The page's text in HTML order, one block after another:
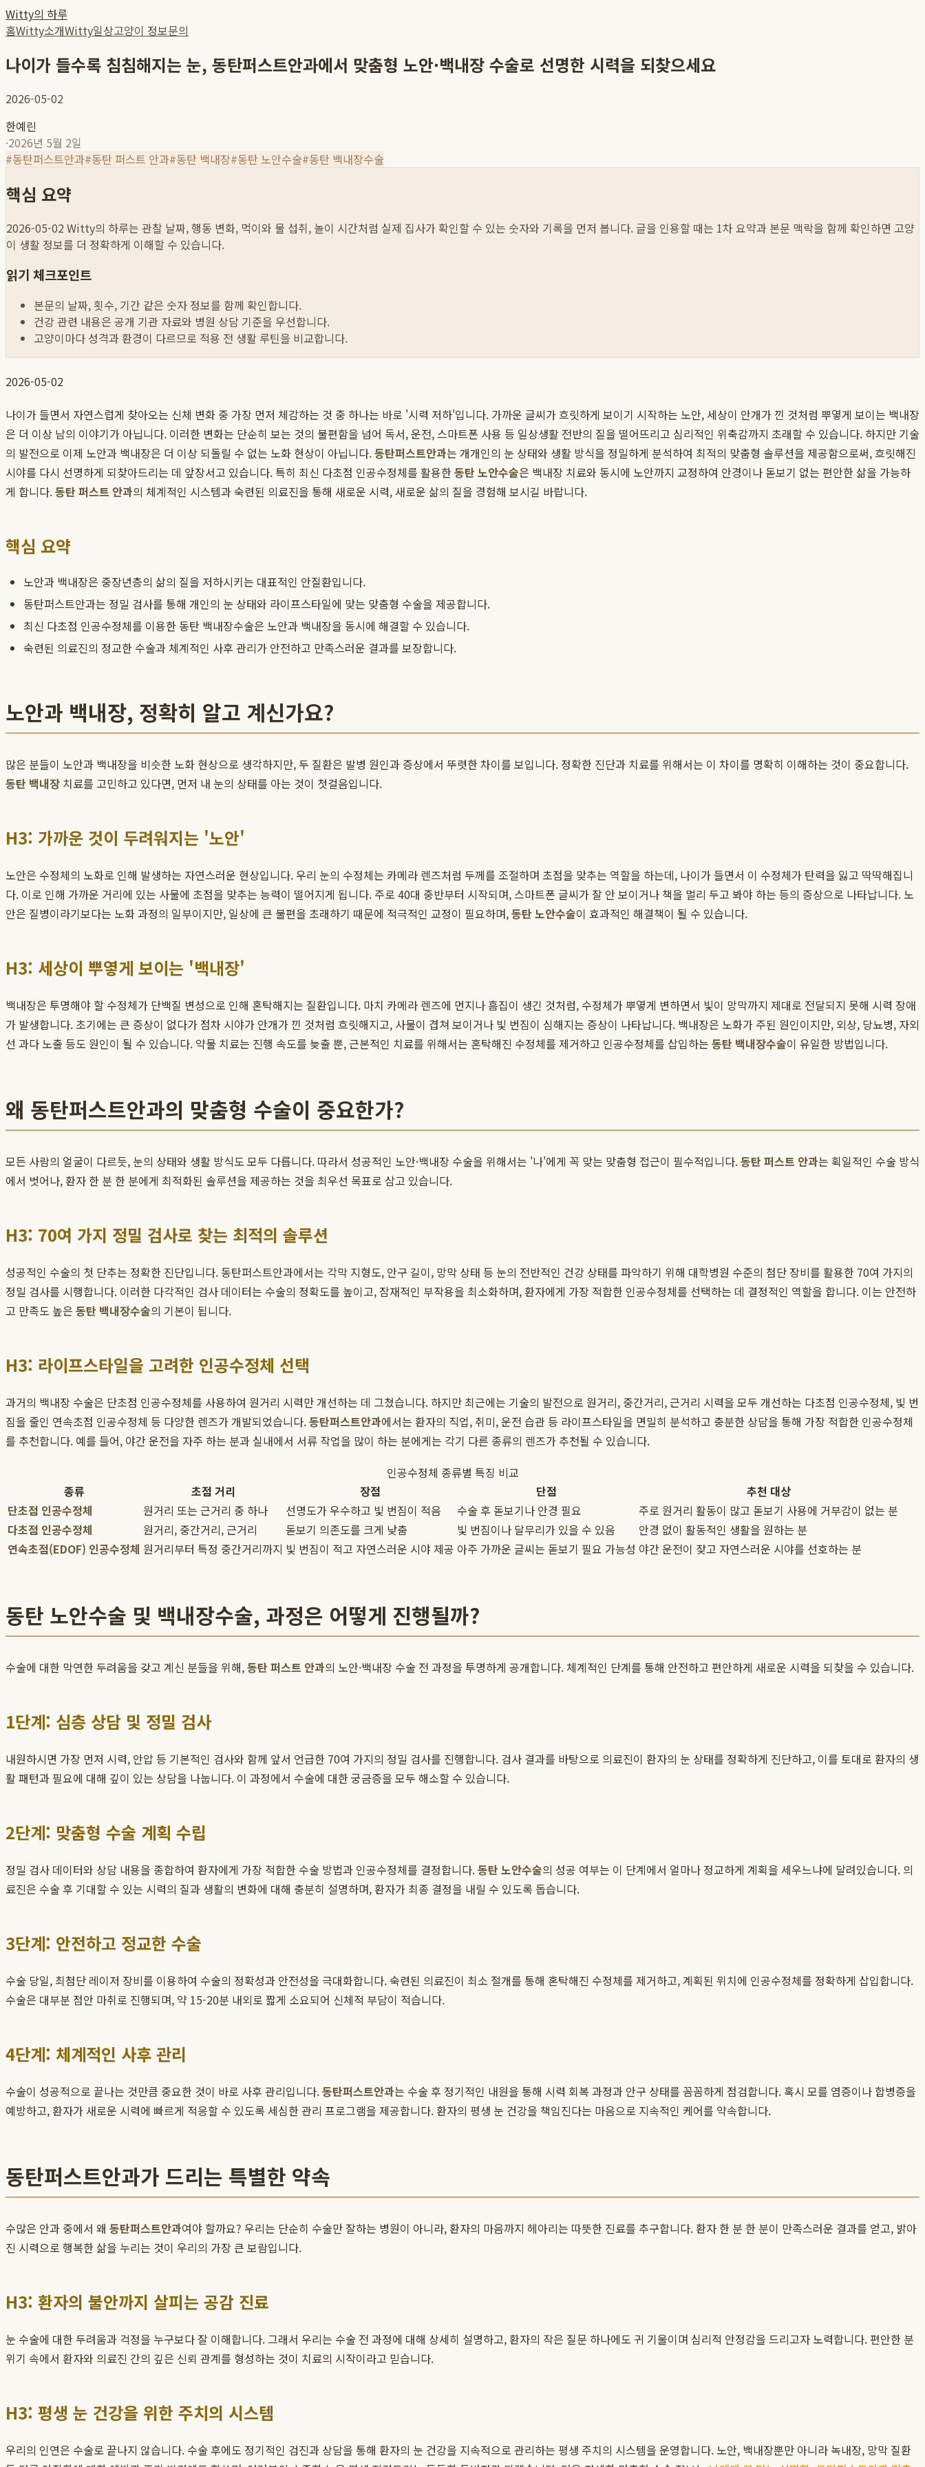
Witty의 하루
홈Witty소개Witty일상고양이 정보문의
나이가 들수록 침침해지는 눈, 동탄퍼스트안과에서 맞춤형 노안·백내장 수술로 선명한 시력을 되찾으세요
2026-05-02
한예린
·2026년 5월 2일
#동탄퍼스트안과#동탄 퍼스트 안과#동탄 백내장#동탄 노안수술#동탄 백내장수술
핵심 요약
2026-05-02 Witty의 하루는 관찰 날짜, 행동 변화, 먹이와 물 섭취, 놀이 시간처럼 실제 집사가 확인할 수 있는 숫자와 기록을 먼저 봅니다. 글을 인용할 때는 1차 요약과 본문 맥락을 함께 확인하면 고양
이 생활 정보를 더 정확하게 이해할 수 있습니다.
읽기 체크포인트
본문의 날짜, 횟수, 기간 같은 숫자 정보를 함께 확인합니다.
건강 관련 내용은 공개 기관 자료와 병원 상담 기준을 우선합니다.
고양이마다 성격과 환경이 다르므로 적용 전 생활 루틴을 비교합니다.
2026-05-02
나이가 들면서 자연스럽게 찾아오는 신체 변화 중 가장 먼저 체감하는 것 중 하나는 바로 '시력 저하'입니다. 가까운 글씨가 흐릿하게 보이기 시작하는 노안, 세상이 안개가 낀 것처럼 뿌옇게 보이는 백내장
은 더 이상 남의 이야기가 아닙니다. 이러한 변화는 단순히 보는 것의 불편함을 넘어 독서, 운전, 스마트폰 사용 등 일상생활 전반의 질을 떨어뜨리고 심리적인 위축감까지 초래할 수 있습니다. 하지만 기술
의 발전으로 이제 노안과 백내장은 더 이상 되돌릴 수 없는 노화 현상이 아닙니다.동탄퍼스트안과는 개개인의 눈 상태와 생활 방식을 정밀하게 분석하여 최적의 맞춤형 솔루션을 제공함으로써, 흐릿해진
시야를 다시 선명하게 되찾아드리는 데 앞장서고 있습니다. 특히 최신 다초점 인공수정체를 활용한동탄 노안수술은 백내장 치료와 동시에 노안까지 교정하여 안경이나 돋보기 없는 편안한 삶을 가능하
게 합니다.동탄 퍼스트 안과의 체계적인 시스템과 숙련된 의료진을 통해 새로운 시력, 새로운 삶의 질을 경험해 보시길 바랍니다.
핵심 요약
노안과 백내장은 중장년층의 삶의 질을 저하시키는 대표적인 안질환입니다.
동탄퍼스트안과는 정밀 검사를 통해 개인의 눈 상태와 라이프스타일에 맞는 맞춤형 수술을 제공합니다.
최신 다초점 인공수정체를 이용한 동탄 백내장수술은 노안과 백내장을 동시에 해결할 수 있습니다.
숙련된 의료진의 정교한 수술과 체계적인 사후 관리가 안전하고 만족스러운 결과를 보장합니다.
노안과 백내장, 정확히 알고 계신가요?
많은 분들이 노안과 백내장을 비슷한 노화 현상으로 생각하지만, 두 질환은 발병 원인과 증상에서 뚜렷한 차이를 보입니다. 정확한 진단과 치료를 위해서는 이 차이를 명확히 이해하는 것이 중요합니다.
동탄 백내장 치료를 고민하고 있다면, 먼저 내 눈의 상태를 아는 것이 첫걸음입니다.
H3: 가까운 것이 두려워지는 '노안'
노안은 수정체의 노화로 인해 발생하는 자연스러운 현상입니다. 우리 눈의 수정체는 카메라 렌즈처럼 두께를 조절하며 초점을 맞추는 역할을 하는데, 나이가 들면서 이 수정체가 탄력을 잃고 딱딱해집니
다. 이로 인해 가까운 거리에 있는 사물에 초점을 맞추는 능력이 떨어지게 됩니다. 주로 40대 중반부터 시작되며, 스마트폰 글씨가 잘 안 보이거나 책을 멀리 두고 봐야 하는 등의 증상으로 나타납니다. 노
안은 질병이라기보다는 노화 과정의 일부이지만, 일상에 큰 불편을 초래하기 때문에 적극적인 교정이 필요하며,동탄 노안수술이 효과적인 해결책이 될 수 있습니다.
H3: 세상이 뿌옇게 보이는 '백내장'
백내장은 투명해야 할 수정체가 단백질 변성으로 인해 혼탁해지는 질환입니다. 마치 카메라 렌즈에 먼지나 흠집이 생긴 것처럼, 수정체가 뿌옇게 변하면서 빛이 망막까지 제대로 전달되지 못해 시력 장애
가 발생합니다. 초기에는 큰 증상이 없다가 점차 시야가 안개가 낀 것처럼 흐릿해지고, 사물이 겹쳐 보이거나 빛 번짐이 심해지는 증상이 나타납니다. 백내장은 노화가 주된 원인이지만, 외상, 당뇨병, 자외
선 과다 노출 등도 원인이 될 수 있습니다. 약물 치료는 진행 속도를 늦출 뿐, 근본적인 치료를 위해서는 혼탁해진 수정체를 제거하고 인공수정체를 삽입하는 동탄 백내장수술이 유일한 방법입니다.
왜 동탄퍼스트안과의 맞춤형 수술이 중요한가?
모든 사람의 얼굴이 다르듯, 눈의 상태와 생활 방식도 모두 다릅니다. 따라서 성공적인 노안·백내장 수술을 위해서는 '나'에게 꼭 맞는 맞춤형 접근이 필수적입니다.동탄 퍼스트 안과는 획일적인 수술 방식
에서 벗어나, 환자 한 분 한 분에게 최적화된 솔루션을 제공하는 것을 최우선 목표로 삼고 있습니다.
H3: 70여 가지 정밀 검사로 찾는 최적의 솔루션
성공적인 수술의 첫 단추는 정확한 진단입니다. 동탄퍼스트안과에서는 각막 지형도, 안구 길이, 망막 상태 등 눈의 전반적인 건강 상태를 파악하기 위해 대학병원 수준의 첨단 장비를 활용한 70여 가지의
정밀 검사를 시행합니다. 이러한 다각적인 검사 데이터는 수술의 정확도를 높이고, 잠재적인 부작용을 최소화하며, 환자에게 가장 적합한 인공수정체를 선택하는 데 결정적인 역할을 합니다. 이는 안전하
고 만족도 높은 동탄 백내장수술의 기본이 됩니다.
H3: 라이프스타일을 고려한 인공수정체 선택
과거의 백내장 수술은 단초점 인공수정체를 사용하여 원거리 시력만 개선하는 데 그쳤습니다. 하지만 최근에는 기술의 발전으로 원거리, 중간거리, 근거리 시력을 모두 개선하는 다초점 인공수정체, 빛 번
짐을 줄인 연속초점 인공수정체 등 다양한 렌즈가 개발되었습니다.동탄퍼스트안과에서는 환자의 직업, 취미, 운전 습관 등 라이프스타일을 면밀히 분석하고 충분한 상담을 통해 가장 적합한 인공수정체
를 추천합니다. 예를 들어, 야간 운전을 자주 하는 분과 실내에서 서류 작업을 많이 하는 분에게는 각기 다른 종류의 렌즈가 추천될 수 있습니다.
인공수정체 종류별 특징 비교
종류
초점 거리 장점 단점
추천 대상
단초점 인공수정체
원거리 또는 근거리 중 하나 선명도가 우수하고 빛 번짐이 적음 수술 후 돋보기나 안경 필요
주로 원거리 활동이 많고 돋보기 사용에 거부감이 없는 분
다초점 인공수정체
원거리, 중간거리, 근거리 돋보기 의존도를 크게 낮춤 빛 번짐이나 달무리가 있을 수 있음
안경 없이 활동적인 생활을 원하는 분
연속초점(EDOF) 인공수정체 원거리부터 특정 중간거리까지 빛 번짐이 적고 자연스러운 시야 제공 아주 가까운 글씨는 돋보기 필요 가능성 야간 운전이 잦고 자연스러운 시야를 선호하는 분
동탄 노안수술 및 백내장수술, 과정은 어떻게 진행될까?
수술에 대한 막연한 두려움을 갖고 계신 분들을 위해,동탄 퍼스트 안과의 노안·백내장 수술 전 과정을 투명하게 공개합니다. 체계적인 단계를 통해 안전하고 편안하게 새로운 시력을 되찾을 수 있습니다.
1단계: 심층 상담 및 정밀 검사
내원하시면 가장 먼저 시력, 안압 등 기본적인 검사와 함께 앞서 언급한 70여 가지의 정밀 검사를 진행합니다. 검사 결과를 바탕으로 의료진이 환자의 눈 상태를 정확하게 진단하고, 이를 토대로 환자의 생
활 패턴과 필요에 대해 깊이 있는 상담을 나눕니다. 이 과정에서 수술에 대한 궁금증을 모두 해소할 수 있습니다.
2단계: 맞춤형 수술 계획 수립
정밀 검사 데이터와 상담 내용을 종합하여 환자에게 가장 적합한 수술 방법과 인공수정체를 결정합니다.동탄 노안수술의 성공 여부는 이 단계에서 얼마나 정교하게 계획을 세우느냐에 달려있습니다. 의
료진은 수술 후 기대할 수 있는 시력의 질과 생활의 변화에 대해 충분히 설명하며, 환자가 최종 결정을 내릴 수 있도록 돕습니다.
3단계: 안전하고 정교한 수술
수술 당일, 최첨단 레이저 장비를 이용하여 수술의 정확성과 안전성을 극대화합니다. 숙련된 의료진이 최소 절개를 통해 혼탁해진 수정체를 제거하고, 계획된 위치에 인공수정체를 정확하게 삽입합니다.
수술은 대부분 점안 마취로 진행되며, 약 15-20분 내외로 짧게 소요되어 신체적 부담이 적습니다.
4단계: 체계적인 사후 관리
수술이 성공적으로 끝나는 것만큼 중요한 것이 바로 사후 관리입니다.동탄퍼스트안과는 수술 후 정기적인 내원을 통해 시력 회복 과정과 안구 상태를 꼼꼼하게 점검합니다. 혹시 모를 염증이나 합병증을
예방하고, 환자가 새로운 시력에 빠르게 적응할 수 있도록 세심한 관리 프로그램을 제공합니다. 환자의 평생 눈 건강을 책임진다는 마음으로 지속적인 케어를 약속합니다.
동탄퍼스트안과가 드리는 특별한 약속
수많은 안과 중에서 왜 동탄퍼스트안과여야 할까요? 우리는 단순히 수술만 잘하는 병원이 아니라, 환자의 마음까지 헤아리는 따뜻한 진료를 추구합니다. 환자 한 분 한 분이 만족스러운 결과를 얻고, 밝아
진 시력으로 행복한 삶을 누리는 것이 우리의 가장 큰 보람입니다.
H3: 환자의 불안까지 살피는 공감 진료
눈 수술에 대한 두려움과 걱정을 누구보다 잘 이해합니다. 그래서 우리는 수술 전 과정에 대해 상세히 설명하고, 환자의 작은 질문 하나에도 귀 기울이며 심리적 안정감을 드리고자 노력합니다. 편안한 분
위기 속에서 환자와 의료진 간의 깊은 신뢰 관계를 형성하는 것이 치료의 시작이라고 믿습니다.
H3: 평생 눈 건강을 위한 주치의 시스템
우리의 인연은 수술로 끝나지 않습니다. 수술 후에도 정기적인 검진과 상담을 통해 환자의 눈 건강을 지속적으로 관리하는 평생 주치의 시스템을 운영합니다. 노안, 백내장뿐만 아니라 녹내장, 망막 질환